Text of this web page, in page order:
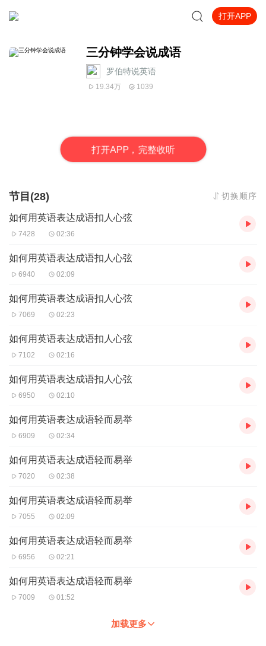
打开APP
三分钟学会说成语
罗伯特说英语
19.34万 1039
打开APP，完整收听
节目(28) 切换顺序
如何用英语表达成语扣人心弦
7428 02:36
如何用英语表达成语扣人心弦
6940 02:09
如何用英语表达成语扣人心弦
7069 02:23
如何用英语表达成语扣人心弦
7102 02:16
如何用英语表达成语扣人心弦
6950 02:10
如何用英语表达成语轻而易举
6909 02:34
如何用英语表达成语轻而易举
7020 02:38
如何用英语表达成语轻而易举
7055 02:09
如何用英语表达成语轻而易举
6956 02:21
如何用英语表达成语轻而易举
7009 01:52
加载更多